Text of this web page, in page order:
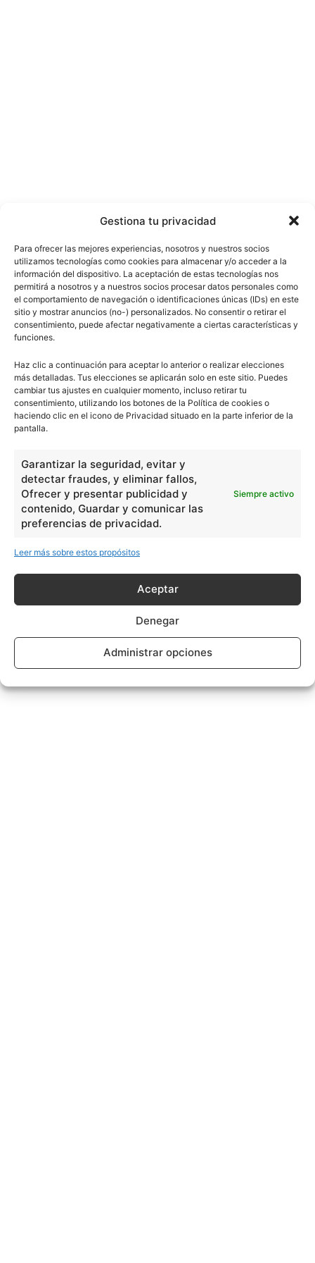
Gestiona tu privacidad
Para ofrecer las mejores experiencias, nosotros y nuestros socios
utilizamos tecnologías como cookies para almacenar y/o acceder a la
información del dispositivo. La aceptación de estas tecnologías nos
permitirá a nosotros y a nuestros socios procesar datos personales como
el comportamiento de navegación o identificaciones únicas (IDs) en este
sitio y mostrar anuncios (no-) personalizados. No consentir o retirar el
consentimiento, puede afectar negativamente a ciertas características y
funciones.
Haz clic a continuación para aceptar lo anterior o realizar elecciones
más detalladas. Tus elecciones se aplicarán solo en este sitio. Puedes
cambiar tus ajustes en cualquier momento, incluso retirar tu
consentimiento, utilizando los botones de la Política de cookies o
haciendo clic en el icono de Privacidad situado en la parte inferior de la
pantalla.
Garantizar la seguridad, evitar y
detectar fraudes, y eliminar fallos,
Ofrecer y presentar publicidad y
contenido, Guardar y comunicar las
preferencias de privacidad.
Siempre activo
Leer más sobre estos propósitos
Aceptar
Denegar
Administrar opciones